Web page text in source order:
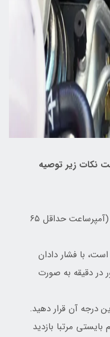
نکات زیر توصیه
از باطری‌هایی که دارای ظرفیت بیشتر (آمپرساعت حداقل ۶۵
با فشار دادان
دور موتور را تا حدود ۲۰۰۰ دور در دقیقه به صورت
درجه آن قرار دهید.
مرتبا بازدید